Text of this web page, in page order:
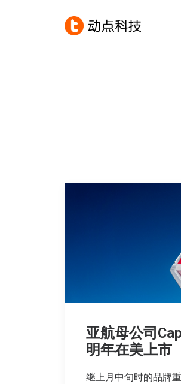
亚航母公司
明年在美上市
继上月中旬时的品牌